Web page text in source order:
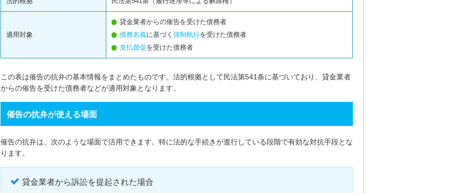
適用対象
貸金業者からの催告を受けた債務者
債務名義に基づく強制執行を受けた債務者
支払督促を受けた債務者
この表は催告の抗弁の基本情報をまとめたものです。法的根拠として民法第541条に基づいており、貸金業者
からの催告を受けた債務者などが適用対象となります。
催告の抗弁が使える場面
催告の抗弁は、次のような場面で活用できます。特に法的な手続きが進行している段階で有効な対抗手段とな
ります。
貸金業者から訴訟を提起された場合